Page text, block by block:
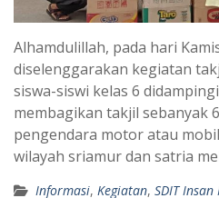
Alhamdulillah, pada hari
diselenggarakan kegiatan
siswa-siswi kelas 6
membagikan takjil sebanyak
pengendara motor atau
wilayah sriamur dan satria
Informasi, Kegiatan, SDIT